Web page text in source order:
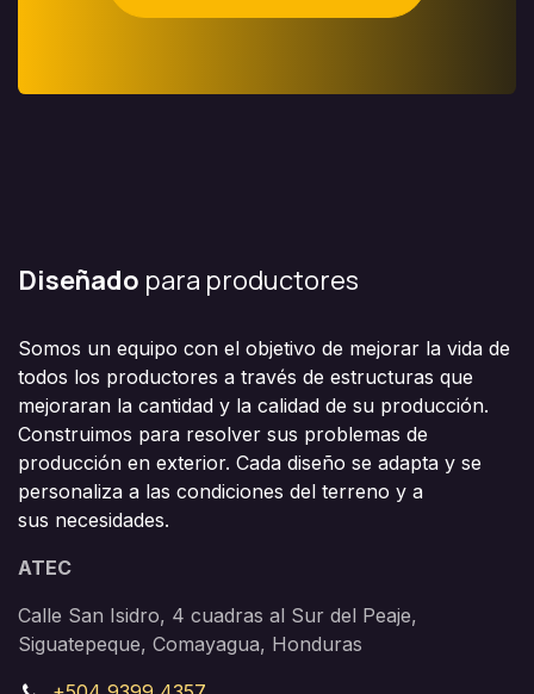
Diseñado para productores
Somos un equipo con el objetivo de mejorar la vida de
todos los productores a través de estructuras que
mejoraran la cantidad y la calidad de su producción.
Construimos para resolver sus problemas de
producción en exterior. Cada diseño se adapta y se
personaliza a las condiciones del terreno y a
sus necesidades.
ATEC
Calle San Isidro, 4 cuadras al Sur del Peaje,
Siguatepeque, Comayagua, Honduras